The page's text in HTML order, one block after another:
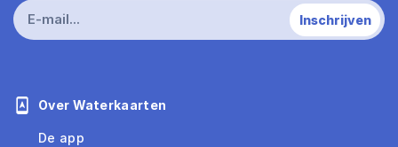
Over Waterkaarten
De app